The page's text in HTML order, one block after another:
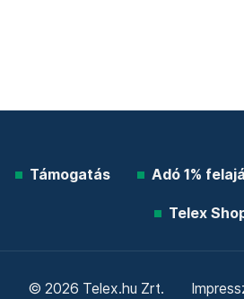
Támogatás Adó 1%
Telex
© 2026 Telex.hu Zrt.